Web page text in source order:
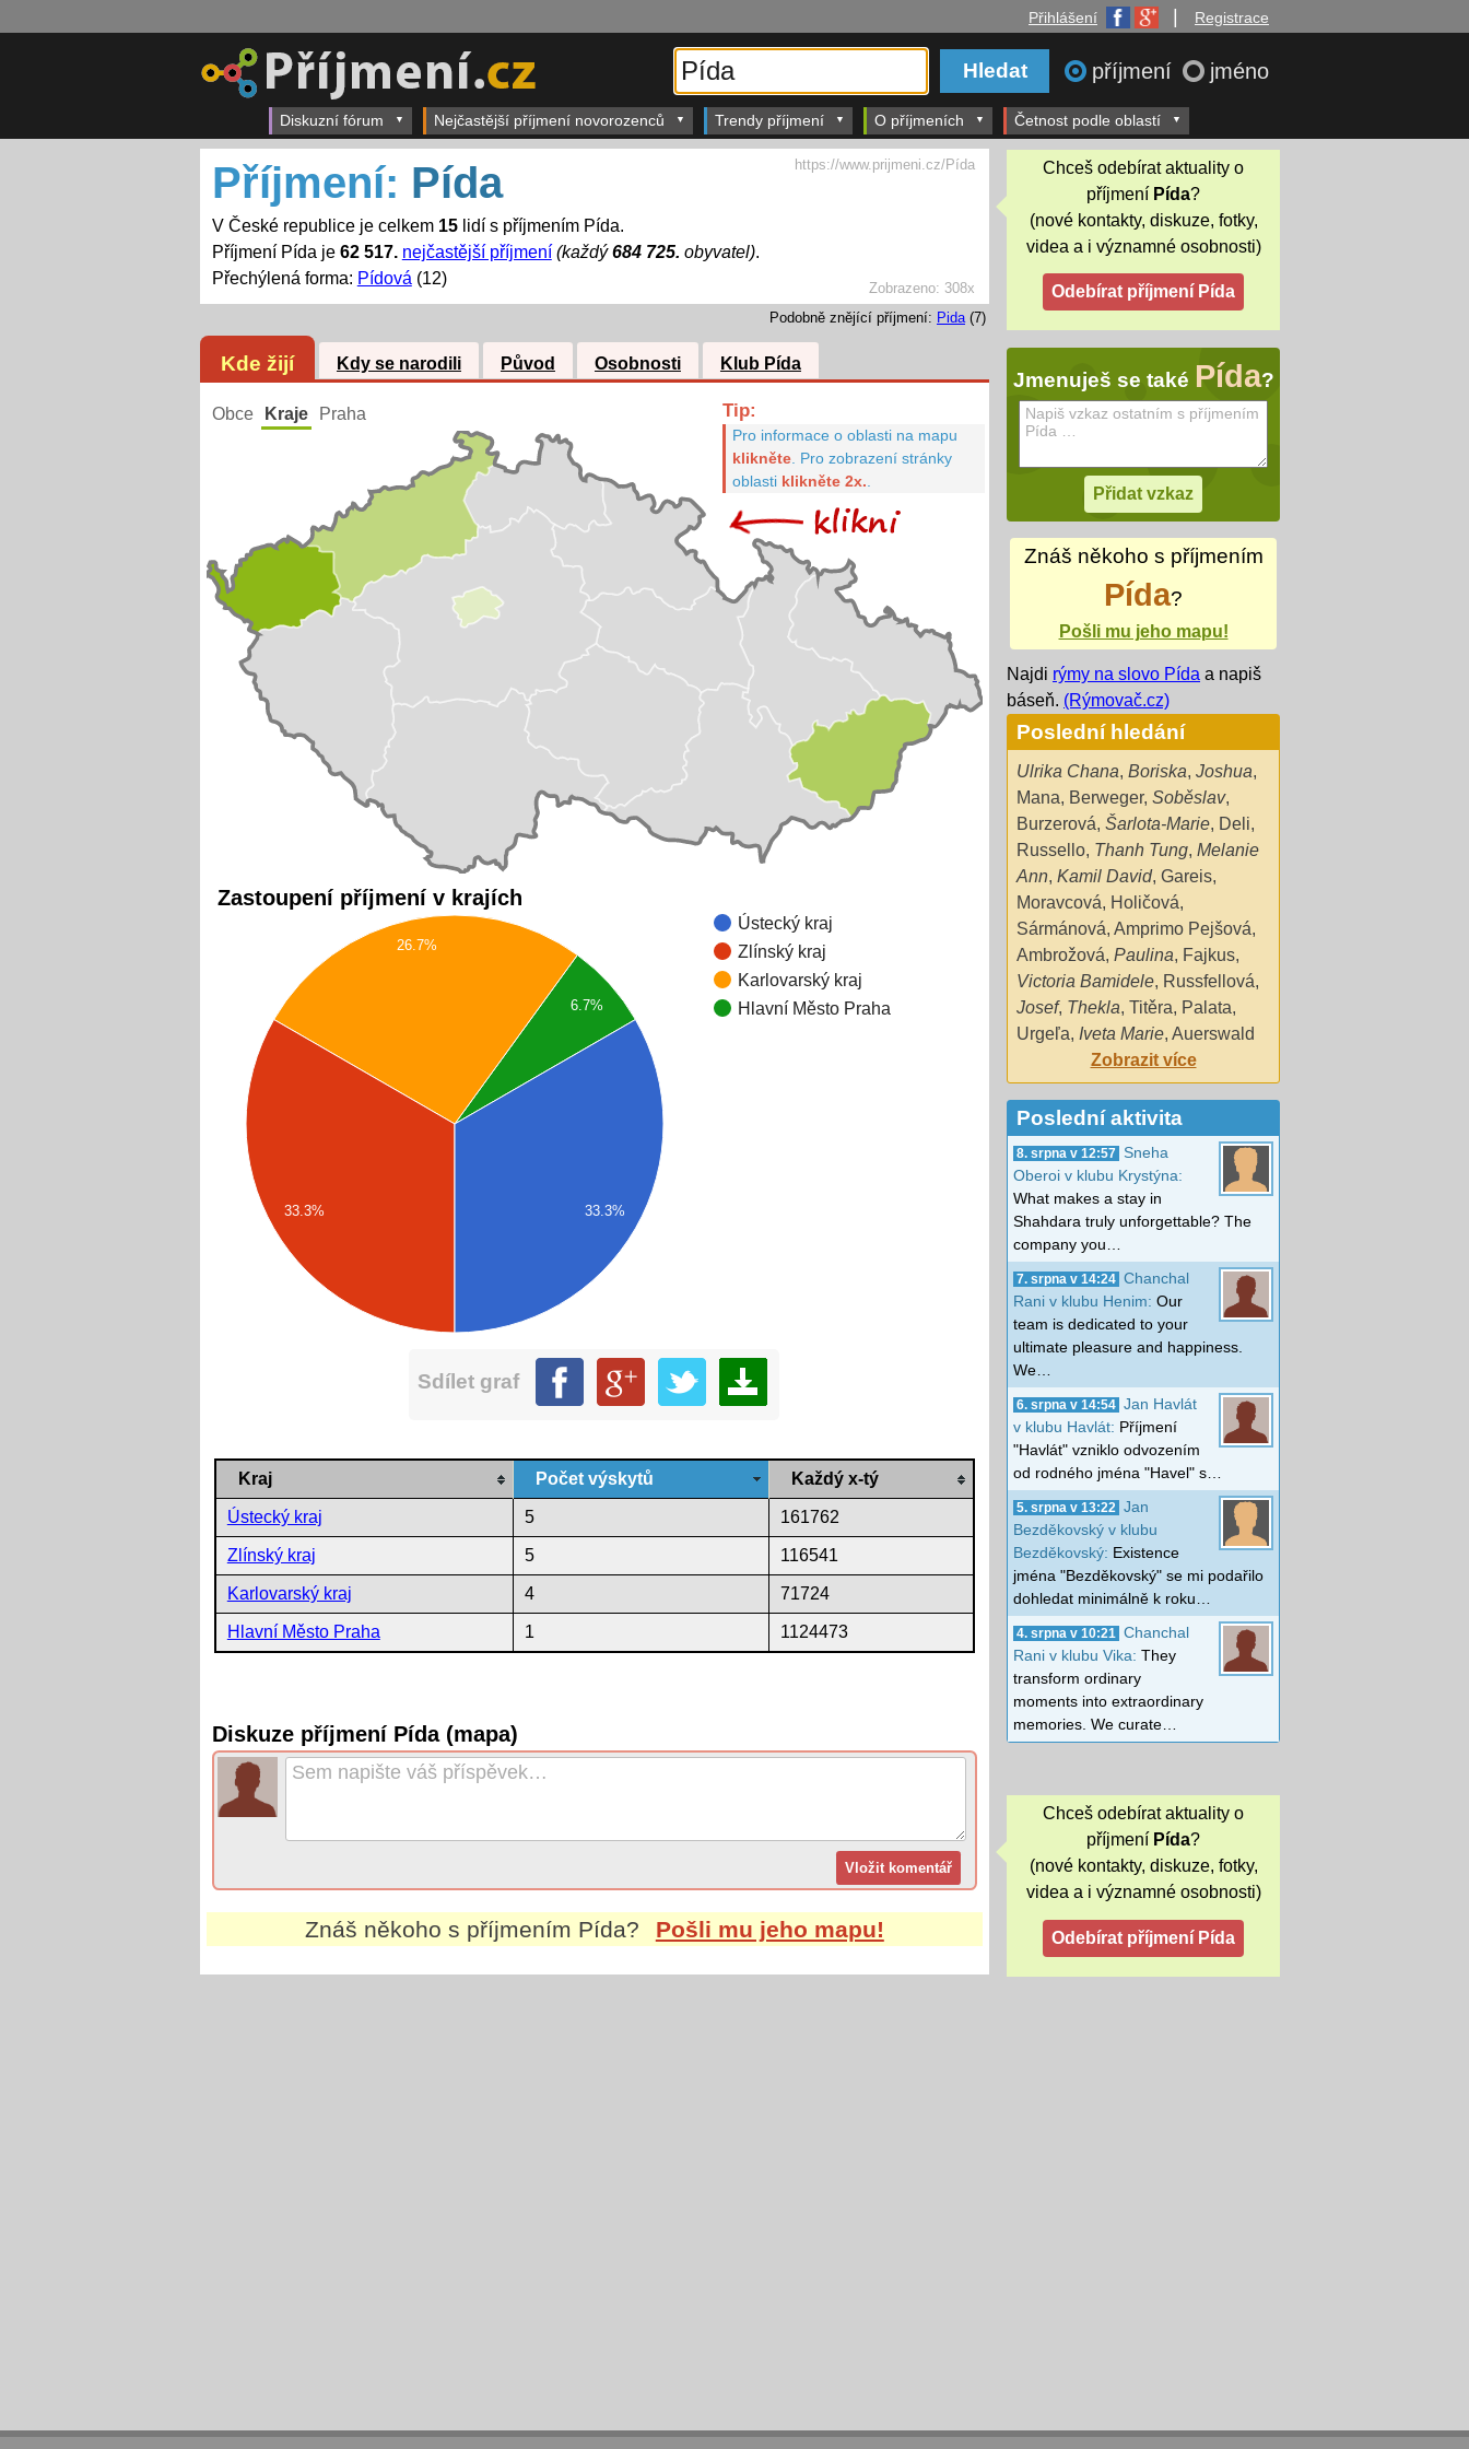
Přihlášení Registrace
příjmení jméno
Diskuzní fórum Nejčastější příjmení novorozenců Trendy příjmení O příjmeních Četnost podle oblastí
Zobrazeno: 308x
Příjmení: Pída
V České republice je celkem 15lidí s příjmením Pída.
Příjmení Pída je 62 517. nejčastější příjmení (každý684 725. obyvatel).
Přechýlená forma: Pídová (12)
https://www.prijmeni.cz/Pída
Podobně znějící příjmení: Pida(7)
Kde žijí Kdy se narodili Původ Osobnosti Klub Pída
Obce Kraje Praha Tip:
Pro informace o oblasti na mapu
klikněte. Pro zobrazení stránky
oblasti klikněte 2x.
Zastoupení příjmení v krajích
Ústecký kraj
Zlínský kraj
Karlovarský kraj
Hlavní Město Praha
6.7%
26.7%
33.3% 33.3%
Sdílet graf
Kraj Počet výskytů Každý x-tý
Ústecký kraj 5 161762
Zlínský kraj 5 116541
Karlovarský kraj 4 71724
Hlavní Město Praha 1 1124473
Diskuze příjmení Pída (mapa)
Znáš někoho s příjmením Pída? Pošli mu jeho mapu!
Chceš odebírat aktuality o
příjmení Pída?
(nové kontakty, diskuze, fotky,
videa a i významné osobnosti)
Jmenuješ se také Pída?
Znáš někoho s příjmením
Pída?
Pošli mu jeho mapu!
Najdi rýmy na slovo Pída a napiš
báseň. (Rýmovač.cz)
Poslední hledání
Ulrika Chana, Boriska, Joshua,
Mana, Berweger, Soběslav,
Burzerová, Šarlota-Marie, Deli,
Russello, Thanh Tung, Melanie
Ann, Kamil David, Gareis,
Moravcová, Holičová,
Sármánová, Amprimo Pejšová,
Ambrožová, Paulina, Fajkus,
Victoria Bamidele, Russfellová,
Josef, Thekla, Titěra, Palata,
Urgeľa, Iveta Marie, Auerswald
Zobrazit více
Poslední aktivita
8. srpna v 12:57
Sneha
Oberoi v klubu Krystýna:
What makes a stay in
Shahdara truly unforgettable? The
company you…
7. srpna v 14:24 Chanchal
Rani v klubu Henim: Our
team is dedicated to your
ultimate pleasure and happiness.
We…
6. srpna v 14:54 Jan Havlát
v klubu Havlát: Příjmení
"Havlát" vzniklo odvozením
od rodného jména "Havel" s…
5. srpna v 13:22
Jan
Bezděkovský v klubu
Bezděkovský: Existence
jména "Bezděkovský" se mi podařilo
dohledat minimálně k roku…
4. srpna v 10:21
Chanchal
Rani v klubu Vika: They
transform ordinary
moments into extraordinary
memories. We curate…
Chceš odebírat aktuality o
příjmení Pída?
(nové kontakty, diskuze, fotky,
videa a i významné osobnosti)